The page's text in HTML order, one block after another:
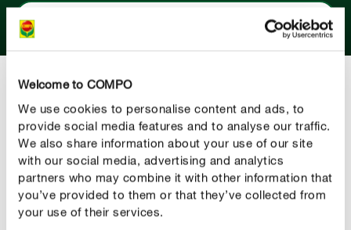
Welcome to COMPO
We use cookies to personalise content and ads, to
provide social media features and to analyse our traffic.
We also share information about your use of our site
with our social media, advertising and analytics
partners who may combine it with other information that
you’ve provided to them or that they’ve collected from
your use of their services.
Prawidłowa pielęgnacja zielonej dżungli
Aby Twoje zielone ulubione rośliny wyglądały dobrze i
rosły zdrowo przez długi czas, potrzebują trochę opieki.
Specjalna ziemia do roślin zielonych zapewnia roślinom
odpowiednie podłoże. Nawóz dostosowany do ich
potrzeb dostarcza składników odżywczych, a tym